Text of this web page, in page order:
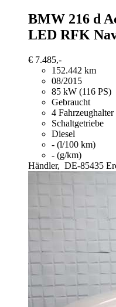
BMW 216 d
LED RFK
€ 7.485,-
152.442 km
08/2015
85 kW (116 PS)
Gebraucht
4 Fahrzeughalter
Schaltgetriebe
Diesel
- (l/100 km)
- (g/km)
Händler, DE-85435